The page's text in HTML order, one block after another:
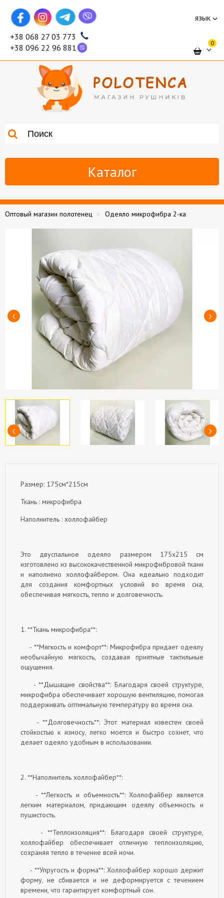
язык
+38 068 27 03 773
+38 096 22 96 881
0
Каталог
Оптовый магазин полотенец Одеяло микрофибра 2-ка
Размер: 175см*215см
Ткань : микрофибра
Наполнитель : холлофайбер
Это двуспальное одеяло размером 175x215 см
изготовлено из высококачественной микрофибровой ткани
и наполнено холлофайбером. Она идеально подходит
для создания комфортных условий во время сна,
обеспечивая мягкость, тепло и долговечность.
1. **Ткань микрофибра**:
- **Мягкость и комфорт**: Микрофибра придает одеялу
необычайную мягкость, создавая приятные тактильные
ощущения.
- **Дышащие свойства**: Благодаря своей структуре,
микрофибра обеспечивает хорошую вентиляцию, помогая
поддерживать оптимальную температуру во время сна.
- **Долговечность**: Этот материал известен своей
стойкостью к износу, легко моется и быстро сохнет, что
делает одеяло удобным в использовании.
2. **Наполнитель холлофайбер**:
- **Легкость и объемность**: Холлофайбер является
легким материалом, придающим одеялу объемность и
пушистость.
- **Теплоизоляция**: Благодаря своей структуре,
холлофайбер обеспечивает отличную теплоизоляцию,
сохраняя тепло в течение всей ночи.
- **Упругость и форма**: Холлофайбер хорошо держит
форму, не сбивается и не деформируется с течением
времени, что гарантирует комфортный сон.